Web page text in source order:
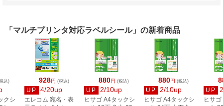
「マルチプリンタ対応ラベルシール」の新着商品
928円 (税込)
UP 4/20up
エレコム 宛名・表
880円 (税込)
UP 2/10up
ヒサゴ A4タックシ
880円 (税込)
UP 2/10up
ヒサゴ A4タックシ
UP
ヒサ
込)
クシ